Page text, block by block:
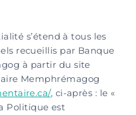
s’étend à tous les
recueillis par Banque
à partir du site
Memphrémagog
, ci-après : le «
Politique est